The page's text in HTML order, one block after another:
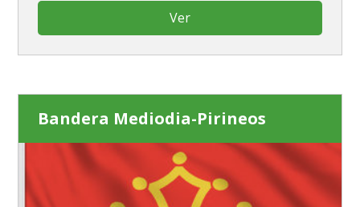
Ver
Bandera Mediodia-Pirineos